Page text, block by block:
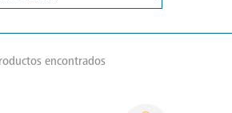
encontrados